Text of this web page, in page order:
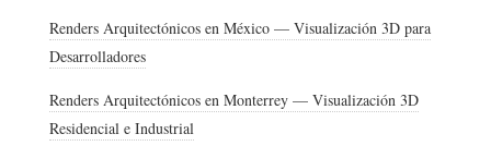
Renders Arquitectónicos en México — Visualización 3D para
Desarrolladores
Renders Arquitectónicos en Monterrey — Visualización 3D
Residencial e Industrial